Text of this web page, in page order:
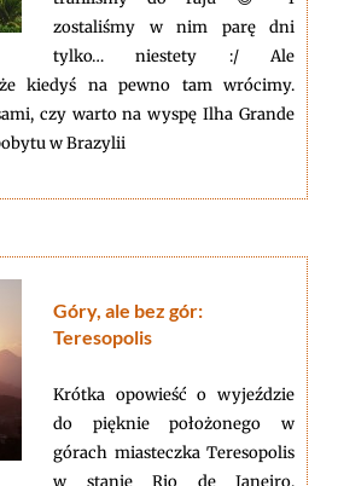
zostaliśmy w nim parę dni
tylko… niestety :/ Ale
kiedyś na pewno tam wrócimy.
czy warto na wyspę Ilha Grande
w Brazylii
Góry, ale bez gór:
Teresopolis
Krótka opowieść o wyjeździe
do pięknie położonego w
górach miasteczka Teresopolis
w stanie Rio de Janeiro.